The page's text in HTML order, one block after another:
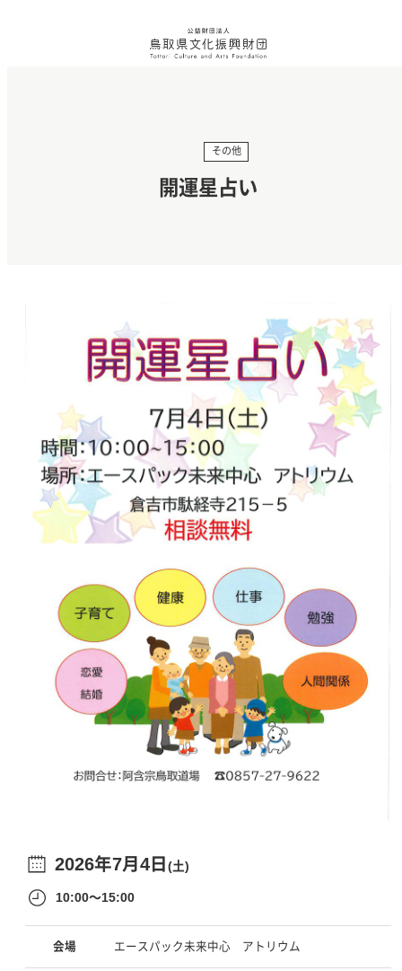
その他
開運星占い
2026年7月4日(土)
10:00～15:00
会場 エースパック未来中心 アトリウム